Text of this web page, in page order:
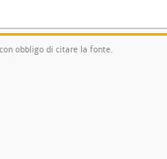
obbligo di citare la fonte.